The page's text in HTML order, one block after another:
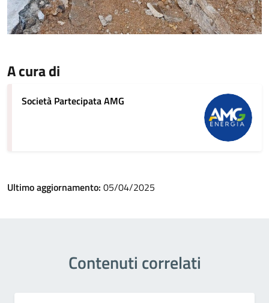
A cura di
Società Partecipata AMG
Ultimo aggiornamento: 05/04/2025
Contenuti correlati